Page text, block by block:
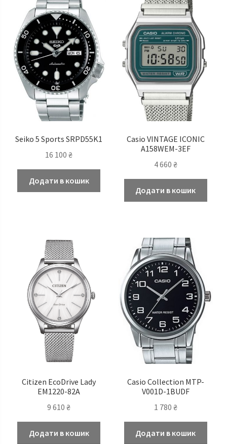
Seiko 5 Sports SRPD55K1
16 100₴
Додати в кошик
Casio VINTAGE ICONIC
A158WEM-3EF
4 660 ₴
Додати в кошик
Citizen EcoDrive Lady
EM1220-82A
9 610₴
Додати в кошик
Casio Сollection MTP-
V001D-1BUDF
1 780 ₴
Додати в кошик